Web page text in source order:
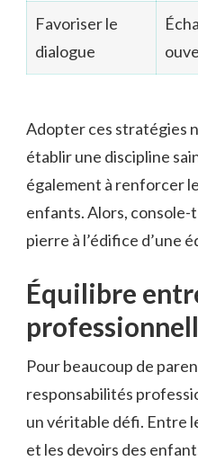
Favoriser le
dialogue
Adopter ces stratégies
établir une discipline
également à renforcer
enfants. Alors,
pierre à l’édifice d’une
Équilibre
Pour beaucoup de
responsabilités
un véritable défi. Entre
et les devoirs des